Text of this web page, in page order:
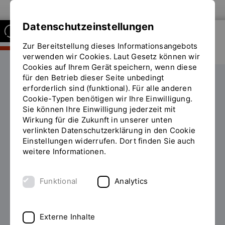
FAKULTÄT BUSINESS AND
MANAGEMENT
Sie
befinden
sich
auf
der
Seite
Kompetenzfelder
Kompetenzfeld Volkswirtschaftslehre & Statistik
Datenschutzeinstellungen
Zur Bereitstellung dieses Informationsangebots
verwenden wir Cookies. Laut Gesetz können wir
Cookies auf Ihrem Gerät speichern, wenn diese
für den Betrieb dieser Seite unbedingt
erforderlich sind (funktional). Für alle anderen
Cookie-Typen benötigen wir Ihre Einwilligung.
Sie können Ihre Einwilligung jederzeit mit
Wirkung für die Zukunft in unserer unten
verlinkten Datenschutzerklärung in den Cookie
Einstellungen widerrufen. Dort finden Sie auch
weitere Informationen.
Funktional Analytics
Externe Inhalte